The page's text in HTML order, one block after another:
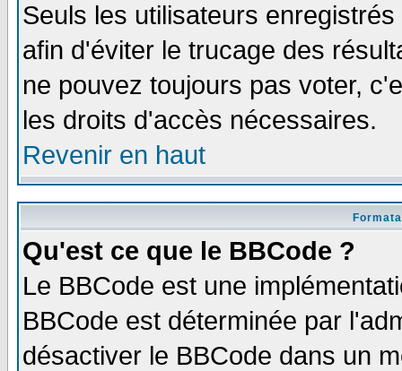
Seuls les utilisateurs
afin d'éviter le trucage des
ne pouvez toujours pas voter,
les droits d'accès nécessaires.
Revenir en haut
Qu'est ce que le BBCode ?
Le BBCode est une
BBCode est déterminée par
désactiver le BBCode dans un